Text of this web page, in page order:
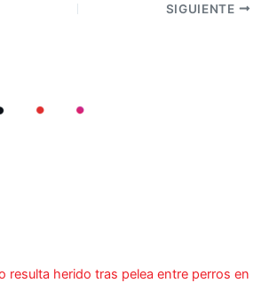
SIGUIENTE
resulta herido tras pelea entre perros en